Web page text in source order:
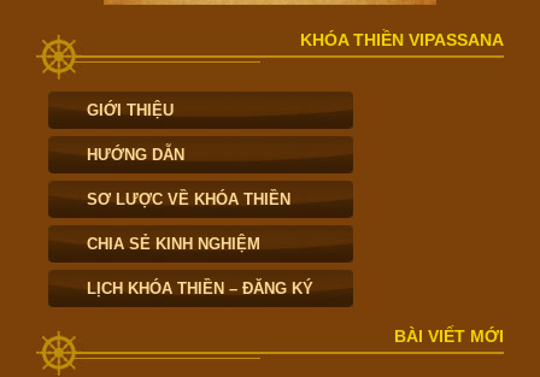
KHÓA THIỀN VIPASSANA
GIỚI THIỆU
HƯỚNG DẪN
SƠ LƯỢC VỀ KHÓA THIỀN
CHIA SẺ KINH NGHIỆM
LỊCH KHÓA THIỀN – ĐĂNG KÝ
BÀI VIẾT MỚI